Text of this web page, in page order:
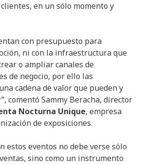
en un sólo momento y
con presupuesto para
ni con la infraestructura que
o ampliar canales de
de negocio, por ello las
cadena de valor que pueden y
comentó Sammy Beracha, director
Nocturna Unique, empresa
de exposiciones.
estos eventos no debe verse sólo
sino como un instrumento